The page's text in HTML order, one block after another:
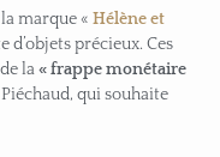
marque « Hélène et
précieux. Ces
la« frappe monétaire
qui souhaite